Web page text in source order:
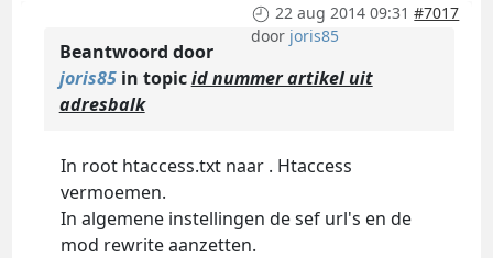
22 aug 2014 09:31 #7017
door joris85
Beantwoord door
joris85in topicid nummer artikel uit
adresbalk
In root htaccess.txt naar . Htaccess
vermoemen.
In algemene instellingen de sef url's en de
mod rewrite aanzetten.